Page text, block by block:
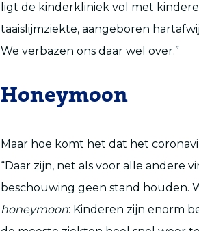
ligt de kinderkliniek vol met
taaislijmziekte, aangeboren
We verbazen ons daar wel over.”
Honeymoon
Maar hoe komt het dat het
“Daar zijn, net als voor alle andere
beschouwing geen stand houden.
honeymoon: Kinderen zijn enorm